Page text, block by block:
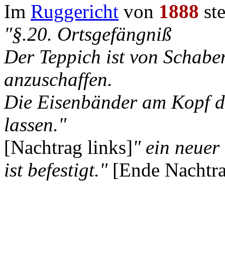
Im Ruggericht von 1888
"§.20. Ortsgefängniß
Der Teppich ist von
anzuschaffen.
Die Eisenbänder am Kopf
lassen."
[Nachtrag links]" ein
ist befestigt."[Ende